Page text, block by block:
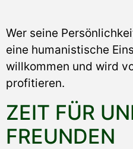
Wer seine
eine humanistische
willkommen und wird
profitieren.
ZEIT FÜR
FREUNDEN